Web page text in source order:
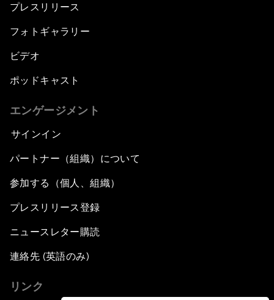
プレスリリース
フォトギャラリー
ビデオ
ポッドキャスト
エンゲージメント
サインイン
パートナー（組織）について
参加する（個人、組織）
プレスリリース登録
ニュースレター購読
連絡先 (英語のみ)
リンク